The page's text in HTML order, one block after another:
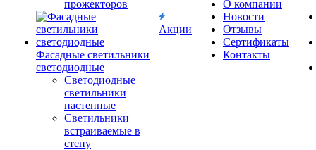
прожекторов
Фасадные светильники
светодиодные
Светодиодные
светильники
настенные
Светильники
встраиваемые в
стену
Акции
О компании
Новости
Отзывы
Сертификаты
Контакты